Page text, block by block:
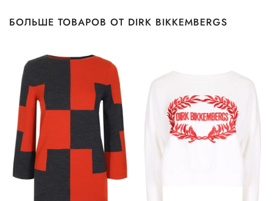
БОЛЬШЕ ТОВАРОВ ОТ DIRK BIKKEMBERGS